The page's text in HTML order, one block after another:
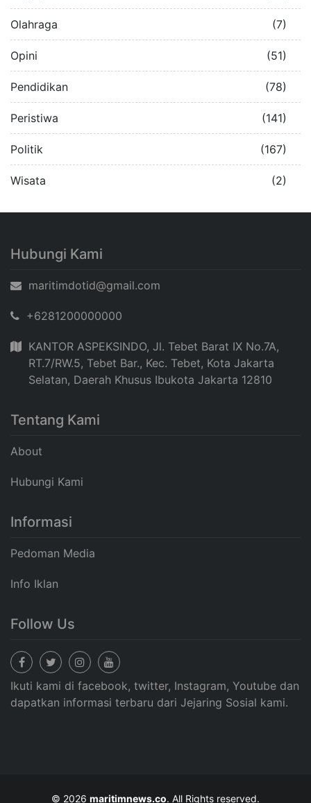
Olahraga (7)
Opini (51)
Pendidikan (78)
Peristiwa (141)
Politik (167)
Wisata (2)
Hubungi Kami
maritimdotid@gmail.com
+6281200000000
KANTOR ASPEKSINDO, Jl. Tebet Barat IX No.7A,
RT.7/RW.5, Tebet Bar., Kec. Tebet, Kota Jakarta
Selatan, Daerah Khusus Ibukota Jakarta 12810
Tentang Kami
About
Hubungi Kami
Informasi
Pedoman Media
Info Iklan
Follow Us
Ikuti kami di facebook, twitter, Instagram, Youtube dan
dapatkan informasi terbaru dari Jejaring Sosial kami.
© 2026 maritimnews.co. All Rights reserved.